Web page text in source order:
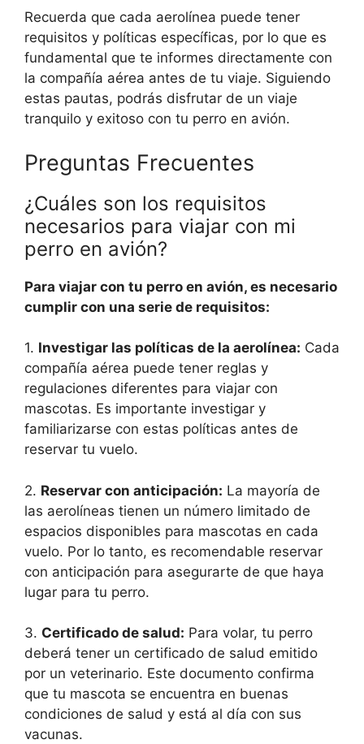
Recuerda que cada aerolínea puede tener
requisitos y políticas específicas, por lo que es
fundamental que te informes directamente con
la compañía aérea antes de tu viaje. Siguiendo
estas pautas, podrás disfrutar de un viaje
tranquilo y exitoso con tu perro en avión.
Preguntas Frecuentes
¿Cuáles son los requisitos
necesarios para viajar con mi
perro en avión?
Para viajar con tu perro en avión, es necesario
cumplir con una serie de requisitos:
1. Investigar las políticas de la aerolínea: Cada
compañía aérea puede tener reglas y
regulaciones diferentes para viajar con
mascotas. Es importante investigar y
familiarizarse con estas políticas antes de
reservar tu vuelo.
2. Reservar con anticipación: La mayoría de
las aerolíneas tienen un número limitado de
espacios disponibles para mascotas en cada
vuelo. Por lo tanto, es recomendable reservar
con anticipación para asegurarte de que haya
lugar para tu perro.
3. Certificado de salud: Para volar, tu perro
deberá tener un certificado de salud emitido
por un veterinario. Este documento confirma
que tu mascota se encuentra en buenas
condiciones de salud y está al día con sus
vacunas.